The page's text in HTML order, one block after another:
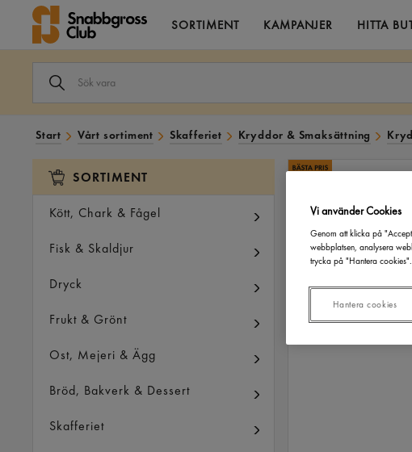
SORTIMENT KAMPANJER HITTA
VARA
Start Vårt sortiment Skafferiet Kryddor & Smaksättning
SORTIMENT
Kött, Chark & Fågel
Fisk & Skaldjur
Dryck
Frukt & Grönt
Ost, Mejeri & Ägg
Bröd, Bakverk & Dessert
Skafferiet
Vi använder Cookies
Genom att klicka på
webbplatsen, analysera
trycka på "Hantera cookies".
Hantera cookies